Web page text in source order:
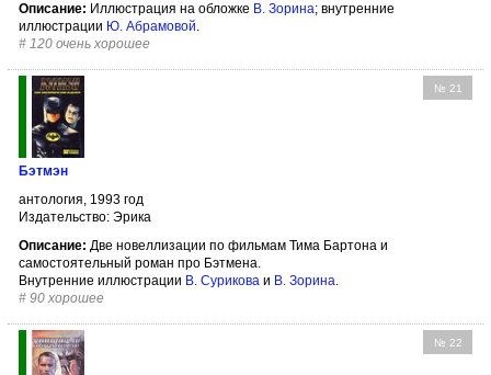
Описание: Иллюстрация на обложке В. Зорина; внутренние
иллюстрации Ю. Абрамовой.
# 120 очень хорошее
№ 21
Бэтмэн
антология, 1993 год
Издательство: Эрика
Описание: Две новеллизации по фильмам Тима Бартона и
самостоятельный роман про Бэтмена.
Внутренние иллюстрации В. Сурикова и В. Зорина.
# 90 хорошее
№ 22